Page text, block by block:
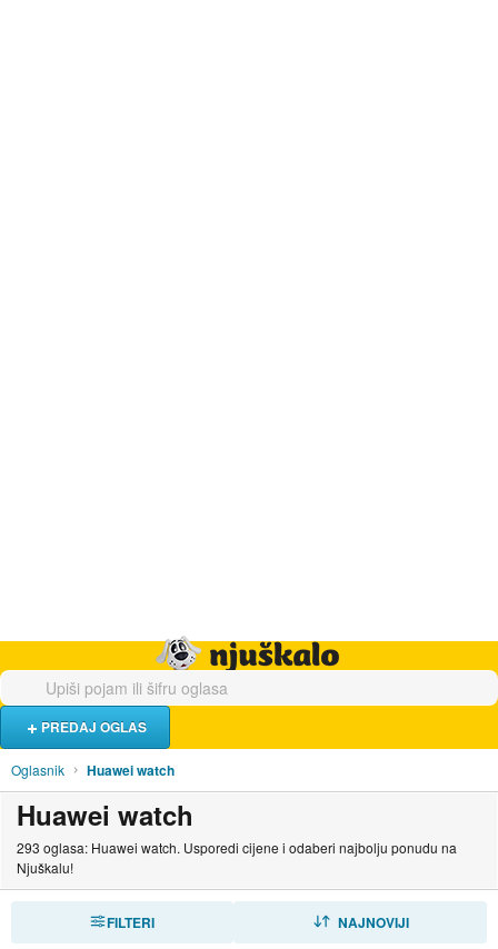
PREDAJ OGLAS
Oglasnik Huawei watch
Huawei watch
293 oglasa: Huawei watch. Usporedi cijene i odaberi najbolju ponudu na
Njuškalu!
FILTERI NAJNOVIJI